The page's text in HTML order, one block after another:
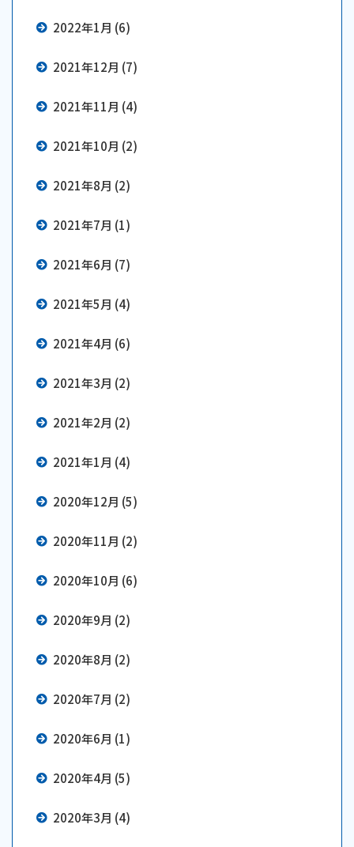
2022年1月 (6)
2021年12月 (7)
2021年11月 (4)
2021年10月 (2)
2021年8月 (2)
2021年7月 (1)
2021年6月 (7)
2021年5月 (4)
2021年4月 (6)
2021年3月 (2)
2021年2月 (2)
2021年1月 (4)
2020年12月 (5)
2020年11月 (2)
2020年10月 (6)
2020年9月 (2)
2020年8月 (2)
2020年7月 (2)
2020年6月 (1)
2020年4月 (5)
2020年3月 (4)